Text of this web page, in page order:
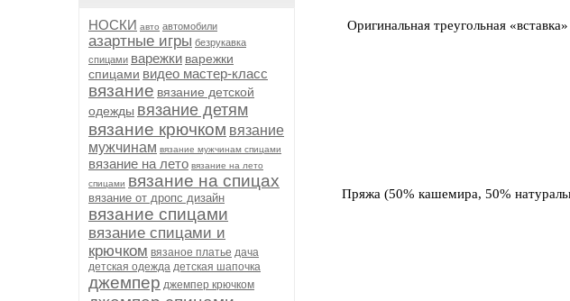
НОСКИ авто автомобили
азартные игры безрукавка
спицами варежки варежки
спицами видео мастер-класс
вязание вязание детской
одежды вязание детям
вязание крючком вязание
мужчинам вязание мужчинам спицами
вязание на лето вязание на лето
спицами вязание на спицах
вязание от дропс дизайн
вязание спицами
вязание спицами и
крючком вязаное платье дача
детская одежда детская шапочка
джемпер джемпер крючком
Оригинальная треугольная
Пряжа (50% кашемира, 50%